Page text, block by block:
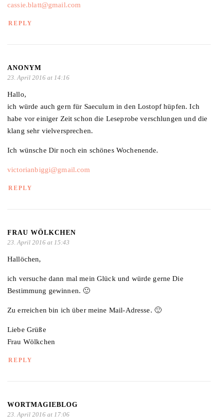
cassie.blatt@gmail.com
REPLY
ANONYM
23. April 2016 at 14:16
Hallo,
ich würde auch gern für Saeculum in den Lostopf hüpfen. Ich
habe vor einiger Zeit schon die Leseprobe verschlungen und die
klang sehr vielversprechen.
Ich wünsche Dir noch ein schönes Wochenende.
victorianbiggi@gmail.com
REPLY
FRAU WÖLKCHEN
23. April 2016 at 15:43
Hallöchen,
ich versuche dann mal mein Glück und würde gerne Die
Bestimmung gewinnen. 🙂
Zu erreichen bin ich über meine Mail-Adresse. 🙂
Liebe Grüße
Frau Wölkchen
REPLY
WORTMAGIEBLOG
23. April 2016 at 17:06